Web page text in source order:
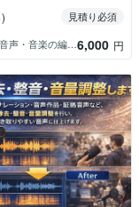
見積り必須
DEN_音声・音楽の編集承ります。6,000 円